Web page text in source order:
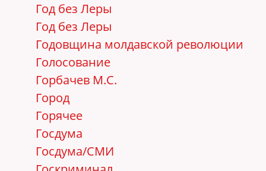
Год без Леры
Год без Леры
Годовщина молдавской революции
Голосование
Горбачев М.С.
Город
Горячее
Госдума
Госдума/СМИ